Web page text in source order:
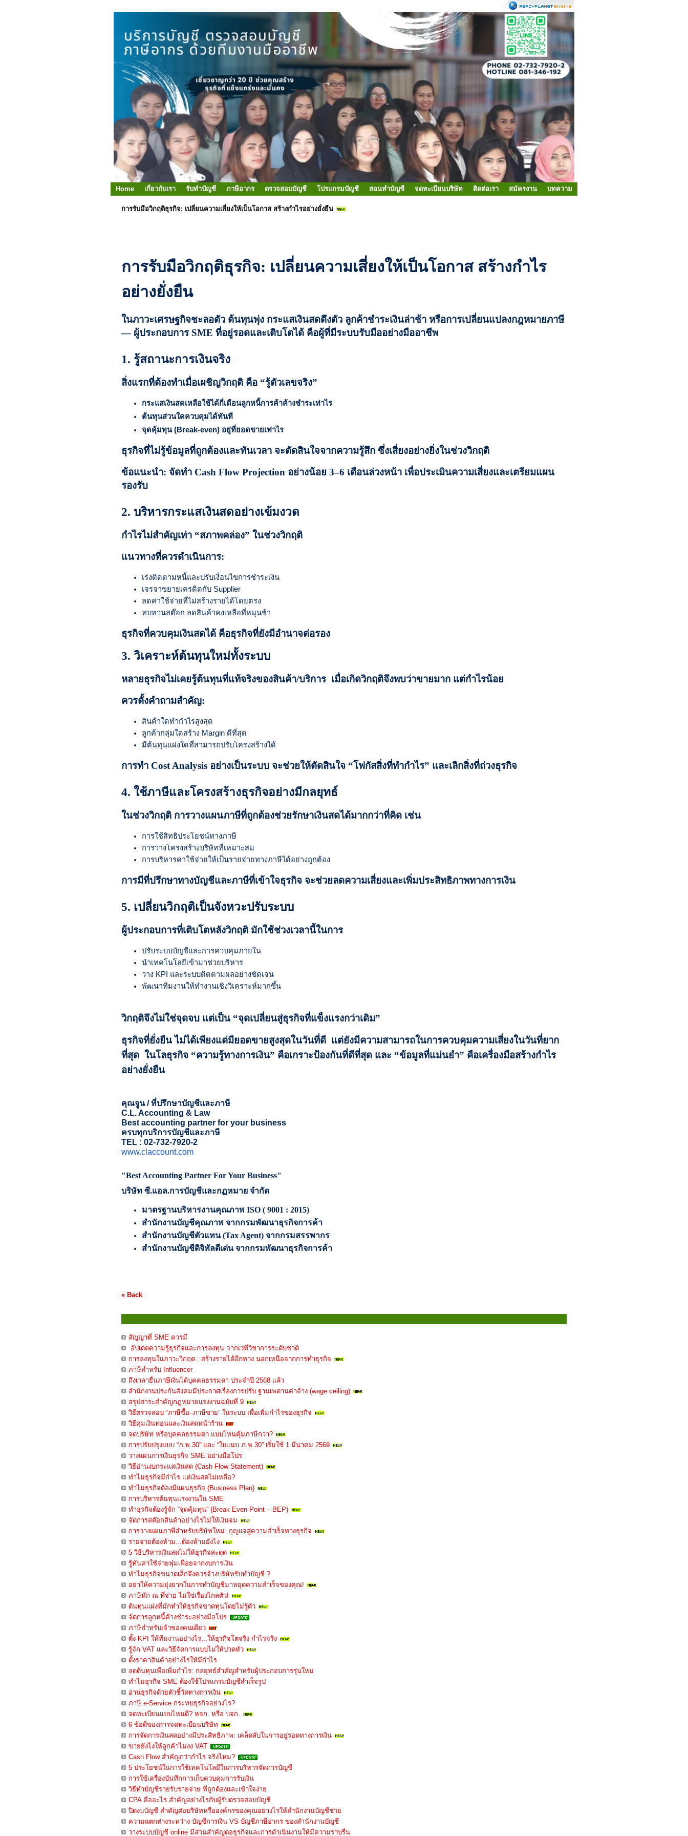
Home เกี่ยวกับเรา รับทำบัญชี ภาษีอากร ตรวจสอบบัญชี โปรแกรมบัญชี สอนทำบัญชี จดทะเบียนบริษัท ติดต่อเรา สมัครงาน บทความ
การรับมือวิกฤติธุรกิจ: เปลี่ยนความเสี่ยงให้เป็นโอกาส สร้างกำไรอย่างยั่งยืน
การรับมือวิกฤติธุรกิจ: เปลี่ยนความเสี่ยงให้เป็นโอกาส สร้างกำไร
อย่างยั่งยืน
ในภาวะเศรษฐกิจชะลอตัว ต้นทุนพุ่ง กระแสเงินสดตึงตัว ลูกค้าชำระเงินล่าช้า หรือการเปลี่ยนแปลงกฎหมายภาษี
— ผู้ประกอบการ SME ที่อยู่รอดและเติบโตได้ คือผู้ที่มีระบบรับมืออย่างมืออาชีพ
1. รู้สถานะการเงินจริง
สิ่งแรกที่ต้องทำเมื่อเผชิญวิกฤติ คือ “รู้ตัวเลขจริง”
กระแสเงินสดเหลือใช้ได้กี่เดือนลูกหนี้การค้าค้างชำระเท่าไร
ต้นทุนส่วนใดควบคุมได้ทันที
จุดคุ้มทุน (Break-even) อยู่ที่ยอดขายเท่าไร
ธุรกิจที่ไม่รู้ข้อมูลที่ถูกต้องและทันเวลา จะตัดสินใจจากความรู้สึก ซึ่งเสี่ยงอย่างยิ่งในช่วงวิกฤติ
ข้อแนะนำ: จัดทำ Cash Flow Projection อย่างน้อย 3–6 เดือนล่วงหน้า เพื่อประเมินความเสี่ยงและเตรียมแผน
รองรับ
2. บริหารกระแสเงินสดอย่างเข้มงวด
กำไรไม่สำคัญเท่า “สภาพคล่อง” ในช่วงวิกฤติ
แนวทางที่ควรดำเนินการ:
เร่งติดตามหนี้และปรับเงื่อนไขการชำระเงิน
เจรจาขยายเครดิตกับ Supplier
ลดค่าใช้จ่ายที่ไม่สร้างรายได้โดยตรง
ทบทวนสต๊อก ลดสินค้าคงเหลือที่หมุนช้า
ธุรกิจที่ควบคุมเงินสดได้ คือธุรกิจที่ยังมีอำนาจต่อรอง
3. วิเคราะห์ต้นทุนใหม่ทั้งระบบ
หลายธุรกิจไม่เคยรู้ต้นทุนที่แท้จริงของสินค้า/บริการ เมื่อเกิดวิกฤติจึงพบว่าขายมาก แต่กำไรน้อย
ควรตั้งคำถามสำคัญ:
สินค้าใดทำกำไรสูงสุด
ลูกค้ากลุ่มใดสร้าง Margin ดีที่สุด
มีต้นทุนแฝงใดที่สามารถปรับโครงสร้างได้
การทำ Cost Analysis อย่างเป็นระบบ จะช่วยให้ตัดสินใจ “โฟกัสสิ่งที่ทำกำไร” และเลิกสิ่งที่ถ่วงธุรกิจ
4. ใช้ภาษีและโครงสร้างธุรกิจอย่างมีกลยุทธ์
ในช่วงวิกฤติ การวางแผนภาษีที่ถูกต้องช่วยรักษาเงินสดได้มากกว่าที่คิด เช่น
การใช้สิทธิประโยชน์ทางภาษี
การวางโครงสร้างบริษัทที่เหมาะสม
การบริหารค่าใช้จ่ายให้เป็นรายจ่ายทางภาษีได้อย่างถูกต้อง
การมีที่ปรึกษาทางบัญชีและภาษีที่เข้าใจธุรกิจ จะช่วยลดความเสี่ยงและเพิ่มประสิทธิภาพทางการเงิน
5. เปลี่ยนวิกฤติเป็นจังหวะปรับระบบ
ผู้ประกอบการที่เติบโตหลังวิกฤติ มักใช้ช่วงเวลานี้ในการ
ปรับระบบบัญชีและการควบคุมภายใน
นำเทคโนโลยีเข้ามาช่วยบริหาร
วาง KPI และระบบติดตามผลอย่างชัดเจน
พัฒนาทีมงานให้ทำงานเชิงวิเคราะห์มากขึ้น
วิกฤติจึงไม่ใช่จุดจบ แต่เป็น “จุดเปลี่ยนสู่ธุรกิจที่แข็งแรงกว่าเดิม”
ธุรกิจที่ยั่งยืน ไม่ได้เพียงแต่มียอดขายสูงสุดในวันที่ดี แต่ยังมีความสามารถในการควบคุมความเสี่ยงในวันที่ยาก
ที่สุด ในโลธุรกิจ “ความรู้ทางการเงิน” คือเกราะป้องกันที่ดีที่สุด และ “ข้อมูลที่แม่นยำ” คือเครื่องมือสร้างกำไร
อย่างยั่งยืน
คุณจูน / ที่ปรึกษาบัญชีและภาษี
C.L. Accounting & Law
Best accounting partner for your business
ครบทุกบริการบัญชีและภาษี
TEL : 02-732-7920-2
www.claccount.com
"Best Accounting Partner For Your Business"
บริษัท ซี.แอล.การบัญชีและกฏหมาย จำกัด
มาตรฐานบริหารงานคุณภาพ ISO ( 9001 : 2015)
สำนักงานบัญชีคุณภาพ จากกรมพัฒนาธุรกิจการค้า
สำนักงานบัญชีตัวแทน (Tax Agent) จากกรมสรรพากร
สำนักงานบัญชีดิจิทัลดีเด่น จากกรมพัฒนาธุรกิจการค้า
« Back
สัญญาที่ SME ควรมี
อัปเดตความรู้ธุรกิจและการลงทุน จากเวทีวิชาการระดับชาติ
การลงทุนในภาวะวิกฤต : สร้างรายได้อีกทาง นอกเหนือจากการทำธุรกิจ
ภาษีสำหรับ Influencer
ถึงเวลายื่นภาษีเงินได้บุคคลธรรมดา ประจำปี 2568 แล้ว
สำนักงานประกันสังคมมีประกาศเรื่องการปรับ ฐานเพดานค่าจ้าง (wage ceiling)
สรุปสาระสำคัญกฎหมายแรงงานฉบับที่ 9
วิธีตรวจสอบ “ภาษีซื้อ–ภาษีขาย” ในระบบ เพื่อเพิ่มกำไรของธุรกิจ
วิธีคุมเงินทอนและเงินสดหน้าร้าน
จดบริษัท หรือบุคคลธรรมดา แบบไหนคุ้มภาษีกว่า?
การปรับปรุงแบบ “ภ.พ.30” และ “ใบแนบ ภ.พ.30” เริ่มใช้ 1 มีนาคม 2569
วางแผนการเงินธุรกิจ SME อย่างมือโปร
วิธีอ่านงบกระแสเงินสด (Cash Flow Statement)
ทำไมธุรกิจมีกำไร แต่เงินสดไม่เหลือ?
ทำไมธุรกิจต้องมีแผนธุรกิจ (Business Plan)
การบริหารต้นทุนแรงงานใน SME
ทำธุรกิจต้องรู้จัก “จุดคุ้มทุน” (Break Even Point – BEP)
จัดการสต๊อกสินค้าอย่างไรไม่ให้เงินจม
การวางแผนภาษีสำหรับบริษัทใหม่: กุญแจสู่ความสำเร็จทางธุรกิจ
รายจ่ายต้องห้าม...ต้องห้ามยังไง
5 วิธีบริหารเงินสดไม่ให้ธุรกิจสะดุด
รู้ทันค่าใช้จ่ายฟุ่มเฟือยจากงบการเงิน
ทำไมธุรกิจขนาดเล็กจึงควรจ้างบริษัทรับทำบัญชี ?
อย่าให้ความยุ่งยากในการทำบัญชีมาหยุดความสำเร็จของคุณ!
ภาษีหัก ณ ที่จ่าย ไม่ใช่เรื่องไกลตัว!
ต้นทุนแฝงที่มักทำให้ธุรกิจขาดทุนโดยไม่รู้ตัว
จัดการลูกหนี้ค้างชำระอย่างมือโปร
ภาษีสำหรับเจ้าของคนเดียว
ตั้ง KPI ให้ทีมงานอย่างไร...ให้ธุรกิจโตจริง กำไรจริง
รู้จัก VAT และวิธีจัดการแบบไม่ให้ปวดหัว
ตั้งราคาสินค้าอย่างไรให้มีกำไร
ลดต้นทุนเพื่อเพิ่มกำไร: กลยุทธ์สำคัญสำหรับผู้ประกอบการรุ่นใหม่
ทำไมธุรกิจ SME ต้องใช้โปรแกรมบัญชีสำเร็จรูป
อ่านธุรกิจด้วยตัวชี้วัดทางการเงิน
ภาษี e-Service กระทบธุรกิจอย่างไร?
จดทะเบียนแบบไหนดี? หจก. หรือ บจก.
6 ข้อดีของการจดทะเบียนบริษัท
การจัดการเงินสดอย่างมีประสิทธิภาพ: เคล็ดลับในการอยู่รอดทางการเงิน
ขายยังไงให้ลูกค้าไม่งง VAT
Cash Flow สำคัญกว่ากำไร จริงไหม?
5 ประโยชน์ในการใช้เทคโนโลยีในการบริหารจัดการบัญชี
การใช้เครื่องบันทึกการเก็บควบคุมการรับเงิน
วิธีทำบัญชีรายรับรายจ่าย ที่ถูกต้องและเข้าใจง่าย
CPA คืออะไร สำคัญอย่างไรกับผู้รับตรวจสอบบัญชี
ปิดงบบัญชี สำคัญต่อบริษัทหรือองค์กรของคุณอย่างไรให้สำนักงานบัญชีช่วย
ความแตกต่างระหว่าง บัญชีการเงิน VS บัญชีภาษีอากร ของสำนักงานบัญชี
วางระบบบัญชี online มีส่วนสำคัญต่อธุรกิจและการดำเนินงานให้มีความราบรื่น